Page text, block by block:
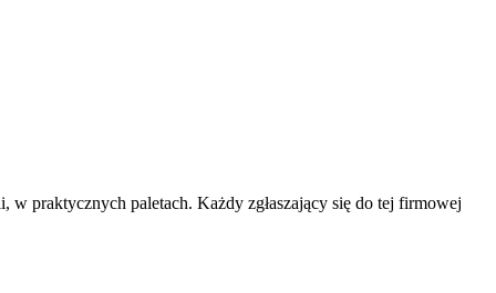
w praktycznych paletach. Każdy zgłaszający się do tej firmowej